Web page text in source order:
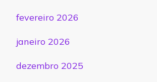
fevereiro 2026
janeiro 2026
dezembro 2025